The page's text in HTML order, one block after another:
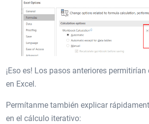
¡Eso es! Los pasos anteriores
en Excel.
Permítanme también explicar
en el cálculo iterativo: